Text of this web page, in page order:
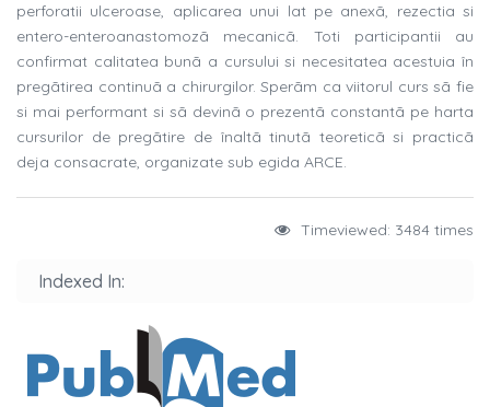
perforatii ulceroase, aplicarea unui lat pe anexã, rezectia si
entero-enteroanastomozã mecanicã. Toti participantii au
confirmat calitatea bunã a cursului si necesitatea acestuia în
pregãtirea continuã a chirurgilor. Sperãm ca viitorul curs sã fie
si mai performant si sã devinã o prezentã constantã pe harta
cursurilor de pregãtire de înaltã tinutã teoreticã si practicã
deja consacrate, organizate sub egida ARCE.
Timeviewed: 3484 times
Indexed In: